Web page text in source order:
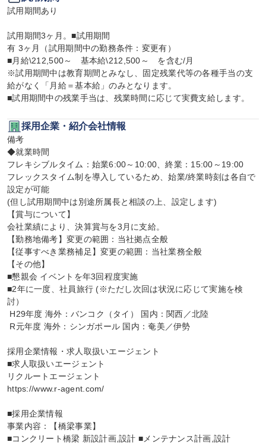
試用期間あり
試用期間3ヶ月。■試用期間
有 3ヶ月（試用期間中の勤務条件：変更有）
■月給\212,500～　基本給\212,500～　を含む/月
※試用期間中は教育期間とみなし、固定残業代等の各種手当の支
給がなく「月給＝基本給」のみとなります。
■試用期間中の残業手当は、残業時間に応じて実費支給します。
採用企業・紹介会社情報
備考
◆就業時間
フレキシブルタイム：始業6:00～10:00、終業：15:00～19:00
フレックスタイム制を導入しているため、始業/終業時刻は各自で
設定が可能
(但し試用期間中は別途所属長と相談の上、設定します)
【賞与について】
会社業績により、決算賞与を3月に支給。
【勤務地備考】変更の範囲：当社拠点全般
【従事すべき業務補足】変更の範囲：当社業務全般
【その他】
■懇親会 イベントを年3回程度実施
■2年に一度、社員旅行 (※ただし次回は状況に応じて実施を検
討）
採用企業情報・求人取扱いエージェント
■求人取扱いエージェント
リクルートエージェント
https://www.r-agent.com/
■採用企業情報
事業内容：【橋梁事業】
■コンクリート橋梁 新設計画,設計 ■メンテナンス計画,設計